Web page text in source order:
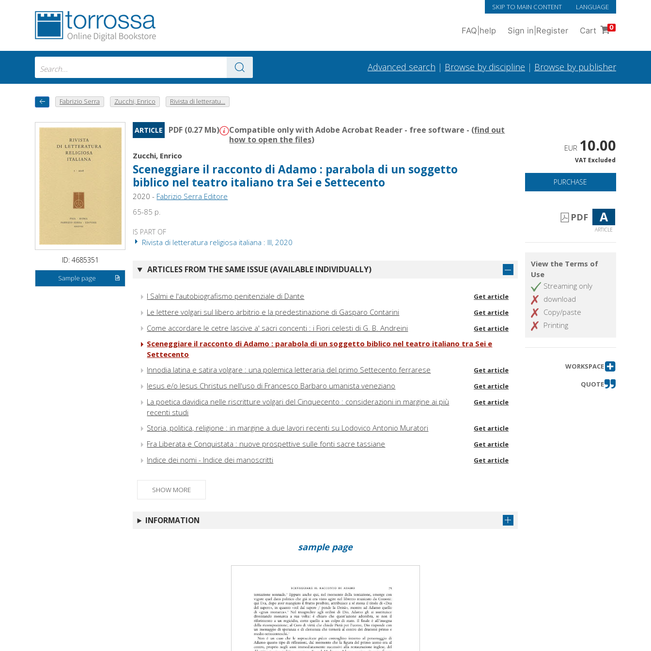
SKIP TO MAIN CONTENT LANGUAGE
FAQ help Sign in Register Cart 0
Advanced search | Browse by discipline | Browse by publisher
Fabrizio Serra Zucchi, Enrico Rivista di letteratu...
ID: 4685351
Sample page
ARTICLE PDF (0.27 Mb) Compatible only with Adobe Acrobat Reader - free software - (find out
how to open the files)
Zucchi, Enrico
Sceneggiare il racconto di Adamo : parabola di un soggetto
biblico nel teatro italiano tra Sei e Settecento
2020 - Fabrizio Serra Editore
65-85 p.
IS PART OF
Rivista di letteratura religiosa italiana : III, 2020
ARTICLES FROM THE SAME ISSUE (AVAILABLE INDIVIDUALLY)
I Salmi e l'autobiografismo penitenziale di Dante Get article
Le lettere volgari sul libero arbitrio e la predestinazione di Gasparo Contarini Get article
Come accordare le cetre lascive a' sacri concenti : i Fiori celesti di G. B. Andreini Get article
Sceneggiare il racconto di Adamo : parabola di un soggetto biblico nel teatro italiano tra Sei e
Settecento
Innodia latina e satira volgare : una polemica letteraria del primo Settecento ferrarese
Get article
Iesus e/o Iesus Christus nell'uso di Francesco Barbaro umanista veneziano Get article
La poetica davidica nelle riscritture volgari del Cinquecento : considerazioni in margine ai più
recenti studi
Get article
Storia, politica, religione : in margine a due lavori recenti su Lodovico Antonio Muratori Get article
Fra Liberata e Conquistata : nuove prospettive sulle fonti sacre tassiane Get article
Indice dei nomi - Indice dei manoscritti Get article
SHOW MORE
INFORMATION
EUR 10.00
VAT Excluded
PURCHASE
PDF A
ARTICLE
View the Terms of
Use
Streaming only
download
Copy/paste
Printing
WORKSPACE
QUOTE
sample page